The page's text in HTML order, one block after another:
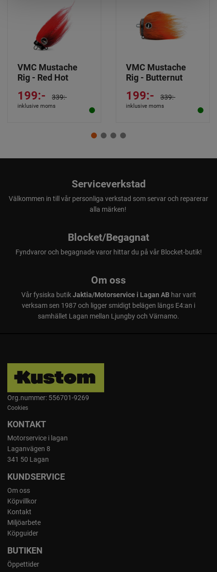
VMC Mustache
Rig - Red Hot
199:- 339:-
inklusive moms
VMC Mustache
Rig - Butternut
199:- 339:-
inklusive moms
Serviceverkstad
Välkommen in till vår personliga verkstad som servar och reparerar
alla märken!
Blocket/Begagnat
Fyndvaror och begagnade varor hittar du på vår Blocket-butik!
Om oss
Vår fysiska butikJaktia/Motorservice i Lagan ABhar varit
verksam sen 1987 och ligger smidigt belägen längs E4:an i
samhället Lagan mellan Ljungby och Värnamo.
Org.nummer: 556701-9269
Cookies
KONTAKT
Motorservice i lagan
Laganvägen 8
341 50 Lagan
KUNDSERVICE
Om oss
Köpvillkor
Kontakt
Miljöarbete
Köpguider
BUTIKEN
Öppettider